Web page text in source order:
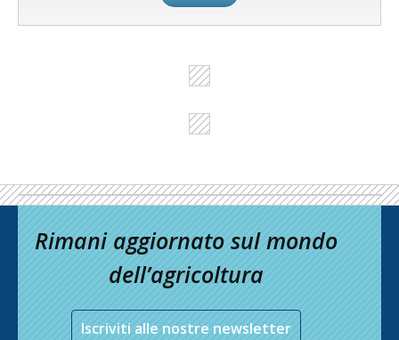
Rimani aggiornato sul mondo
dell’agricoltura
Iscriviti alle nostre newsletter